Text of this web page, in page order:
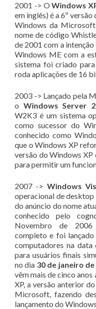
2001 -> OWindows
em inglês) é a 6º
Windows da
nome de código
de 2001 com a
Windows ME com a
sistema foi criado
roda aplicações de 16
2003 -> Lançado pela
o Windows Server
W2K3 é um sistema
como sucessor do
conhecido como
que o Windows XP
versão do Windows XP
para permitir um
2007 -> Windows
operacional de
do anúncio do nome
conhecido pelo
Novembro de 2006
completo e foi
computadores na
para usuários finais
no dia 30 de janeiro de
vêm mais de cinco
XP, a versão anterior
Microsoft, fazendo
lançamento do